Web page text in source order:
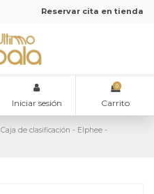
Reservar cita en tienda
Iniciar sesión
0
Carrito
Caja de clasificación - Elphee -